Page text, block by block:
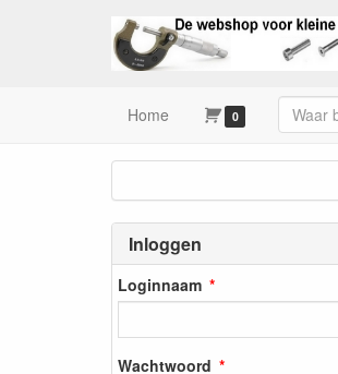
Home 0
Inloggen
Loginnaam
Wachtwoord